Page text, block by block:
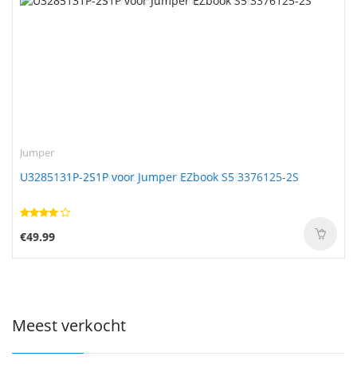
Jumper
U3285131P-2S1P voor Jumper EZbook S5 3376125-2S
€49.99
Meest verkocht